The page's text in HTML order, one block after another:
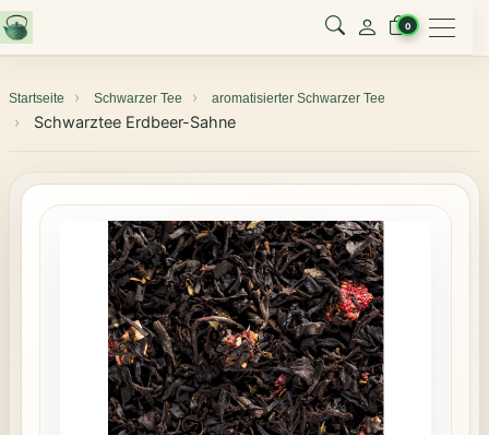
0 Menu
Startseite Schwarzer Tee aromatisierter Schwarzer Tee
Schwarztee Erdbeer-Sahne